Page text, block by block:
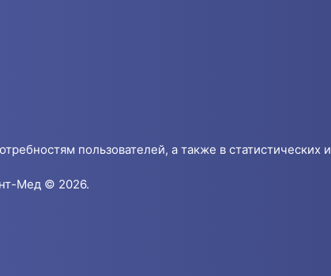
пользователей, а также в статистических и
Мед © 2026.